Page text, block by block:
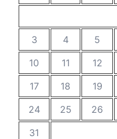
3
4 5
10
11 12
17
18 19
24
25 26
31